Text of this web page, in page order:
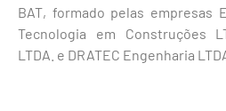
BAT, formado pelas empresas
Tecnologia em Construções
LTDA. e DRATEC Engenharia